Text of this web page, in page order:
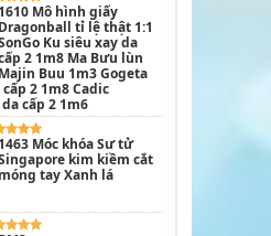
1610 Mô hình giấy
Dragonball tỉ lệ thật 1:1
Ku siêu xay da
2 1m8 Ma Bưu lùn
Majin Buu 1m3 Gogeta
2 1m8 Cadic
cấp 2 1m6
1463 Móc khóa Sư tử
kim kiềm cắt
móng tay Xanh lá